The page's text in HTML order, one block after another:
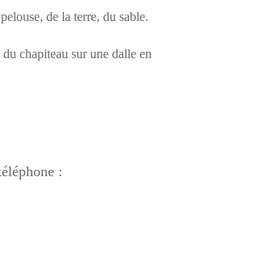
de la terre, du sable.
chapiteau sur une dalle en
: